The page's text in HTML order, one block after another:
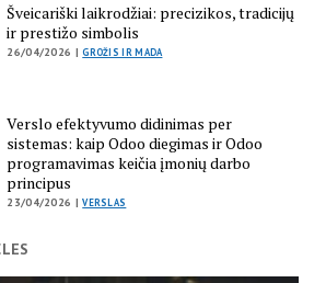
Šveicariški laikrodžiai: precizikos, tradicijų
ir prestižo simbolis
26/04/2026 |GROŽIS IR MADA
Verslo efektyvumo didinimas per
sistemas: kaip Odoo diegimas ir Odoo
programavimas keičia įmonių darbo
principus
23/04/2026 |VERSLAS